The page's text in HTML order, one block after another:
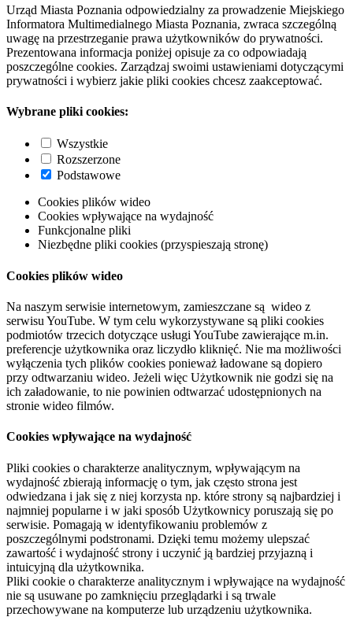
Urząd Miasta Poznania odpowiedzialny za prowadzenie Miejskiego
Informatora Multimedialnego Miasta Poznania, zwraca szczególną
uwagę na przestrzeganie prawa użytkowników do prywatności.
Prezentowana informacja poniżej opisuje za co odpowiadają
poszczególne cookies. Zarządzaj swoimi ustawieniami dotyczącymi
prywatności i wybierz jakie pliki cookies chcesz zaakceptować.
Wybrane pliki cookies:
Wszystkie
Rozszerzone
Podstawowe
Cookies plików wideo
Cookies wpływające na wydajność
Funkcjonalne pliki
Niezbędne pliki cookies (przyspieszają stronę)
Cookies plików wideo
Na naszym serwisie internetowym, zamieszczane są wideo z
serwisu YouTube. W tym celu wykorzystywane są pliki cookies
podmiotów trzecich dotyczące usługi YouTube zawierające m.in.
preferencje użytkownika oraz liczydło kliknięć. Nie ma możliwości
wyłączenia tych plików cookies ponieważ ładowane są dopiero
przy odtwarzaniu wideo. Jeżeli więc Użytkownik nie godzi się na
ich załadowanie, to nie powinien odtwarzać udostępnionych na
stronie wideo filmów.
Cookies wpływające na wydajność
Pliki cookies o charakterze analitycznym, wpływającym na
wydajność zbierają informację o tym, jak często strona jest
odwiedzana i jak się z niej korzysta np. które strony są najbardziej i
najmniej popularne i w jaki sposób Użytkownicy poruszają się po
serwisie. Pomagają w identyfikowaniu problemów z
poszczególnymi podstronami. Dzięki temu możemy ulepszać
zawartość i wydajność strony i uczynić ją bardziej przyjazną i
intuicyjną dla użytkownika.
Pliki cookie o charakterze analitycznym i wpływające na wydajność
nie są usuwane po zamknięciu przeglądarki i są trwale
przechowywane na komputerze lub urządzeniu użytkownika.